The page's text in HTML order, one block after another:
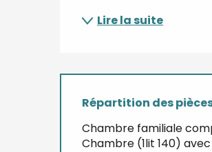
Lire la suite
Répartition des
Chambre familiale
Chambre (1lit 140) avec